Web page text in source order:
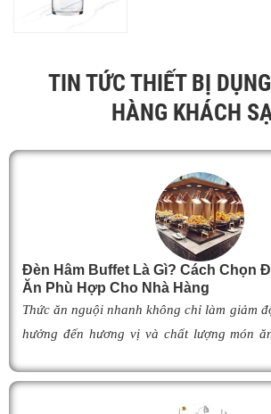
TIN TỨC THIẾT BỊ
HÀNG KHÁCH
Đèn Hâm Buffet Là Gì? Cách Chọn
Ăn Phù Hợp Cho Nhà Hàng
Thức ăn nguội nhanh không chỉ làm giảm
hưởng đến hương vị và chất lượng món
thành giải pháp được nhiều nhà hàng,
dưỡng lựa chọn nhờ khả năng giữ cho